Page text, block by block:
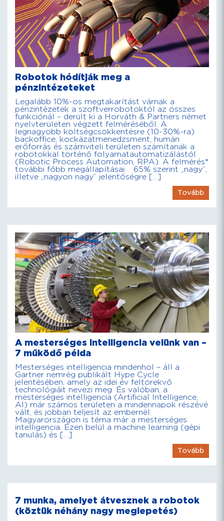
Robotok hódítják meg a
pénzintézeteket
Legalább 10%-os megtakarítást várnak a
pénzintézetek a szoftverrobotoktól az összes
funkciónál – derült ki a Horváth & Partners német
nyelvterületen végzett felméréséből. A
legnagyobb költségcsökkentésre (10-30%-ra)
backoffice, kockázatmenedzsment, humán
erőforrás és számviteli területen számítanak a
robotokkal történő folyamatautomatizálástól
(Robotic Process Automation, RPA). A felmérés*
további főbb megállapításai: 65% szerint „nagy”,
illetve „nagyon nagy” jelentőségre […]
Tovább
A mesterséges intelligencia velünk van –
7 működő példa
Mesterséges intelligencia mindenhol – áll a
Gartner nemrég publikált Hype Cycle
jelentésében, amely az idei év feltörekvő
technológiáit nevezi meg. És valóban, a
mesterséges intelligencia (Artificial Intelligence,
AI) már számos területen a mindennapok részévé
vált, és jobban teljesít az embernél.
Magyarországon is téma már a mesterséges
intelligencia. Ezen belül a machine learning (gépi
tanulás) és […]
Tovább
7 munka, amelyet átvesznek a robotok
(köztük néhány nagy meglepetés)